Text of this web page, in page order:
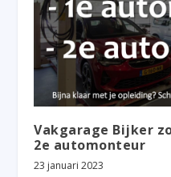
Vakgarage Bijker
2e automonteur
23 januari 2023